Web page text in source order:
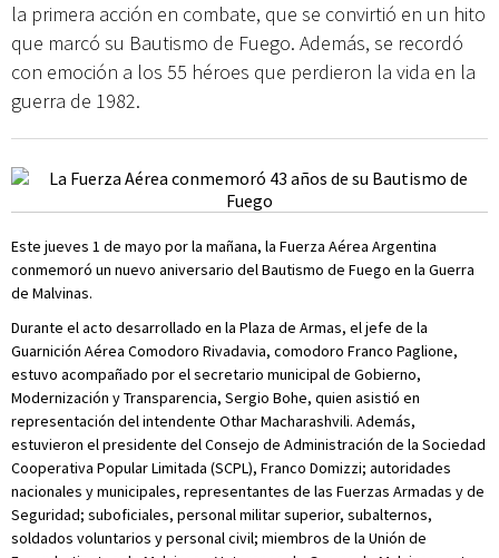
la primera acción en combate, que se convirtió en un hito
que marcó su Bautismo de Fuego. Además, se recordó
con emoción a los 55 héroes que perdieron la vida en la
guerra de 1982.
Este jueves 1 de mayo por la mañana, la Fuerza Aérea Argentina
conmemoró un nuevo aniversario del Bautismo de Fuego en la Guerra
de Malvinas.
Durante el acto desarrollado en la Plaza de Armas, el jefe de la
Guarnición Aérea Comodoro Rivadavia, comodoro Franco Paglione,
estuvo acompañado por el secretario municipal de Gobierno,
Modernización y Transparencia, Sergio Bohe, quien asistió en
representación del intendente Othar Macharashvili. Además,
estuvieron el presidente del Consejo de Administración de la Sociedad
Cooperativa Popular Limitada (SCPL), Franco Domizzi; autoridades
nacionales y municipales, representantes de las Fuerzas Armadas y de
Seguridad; suboficiales, personal militar superior, subalternos,
soldados voluntarios y personal civil; miembros de la Unión de